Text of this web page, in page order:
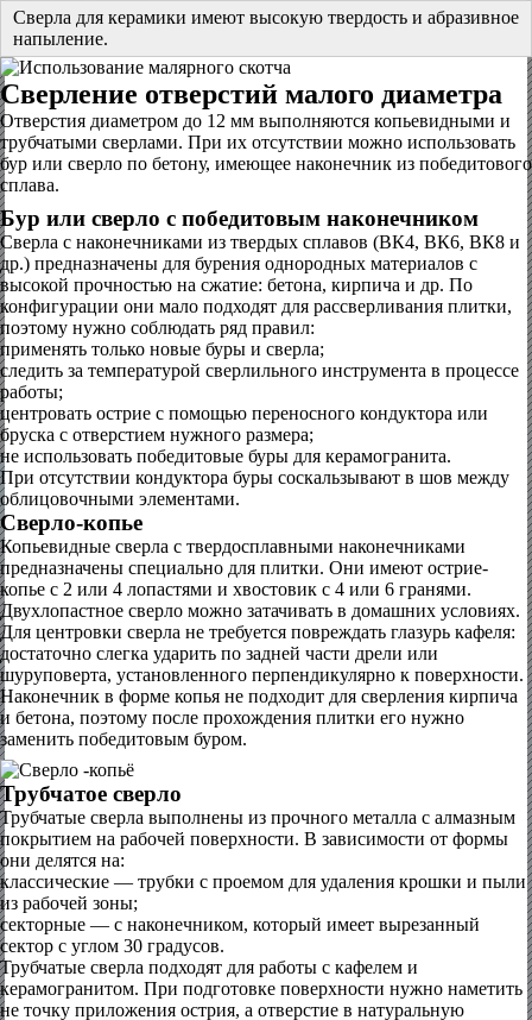
Сверла для керамики имеют высокую твердость и абразивное
напыление.
Сверление отверстий малого диаметра
Отверстия диаметром до 12 мм выполняются копьевидными и
трубчатыми сверлами. При их отсутствии можно использовать
бур или сверло по бетону, имеющее наконечник из победитового
сплава.
Бур или сверло с победитовым наконечником
Сверла с наконечниками из твердых сплавов (ВК4, ВК6, ВК8 и
др.) предназначены для бурения однородных материалов с
высокой прочностью на сжатие: бетона, кирпича и др. По
конфигурации они мало подходят для рассверливания плитки,
поэтому нужно соблюдать ряд правил:
применять только новые буры и сверла;
следить за температурой сверлильного инструмента в процессе
работы;
центровать острие с помощью переносного кондуктора или
бруска с отверстием нужного размера;
не использовать победитовые буры для керамогранита.
При отсутствии кондуктора буры соскальзывают в шов между
облицовочными элементами.
Сверло-копье
Копьевидные сверла с твердосплавными наконечниками
предназначены специально для плитки. Они имеют острие-
копье с 2 или 4 лопастями и хвостовик с 4 или 6 гранями.
Двухлопастное сверло можно затачивать в домашних условиях.
Для центровки сверла не требуется повреждать глазурь кафеля:
достаточно слегка ударить по задней части дрели или
шуруповерта, установленного перпендикулярно к поверхности.
Наконечник в форме копья не подходит для сверления кирпича
и бетона, поэтому после прохождения плитки его нужно
заменить победитовым буром.
Трубчатое сверло
Трубчатые сверла выполнены из прочного металла с алмазным
покрытием на рабочей поверхности. В зависимости от формы
они делятся на:
классические — трубки с проемом для удаления крошки и пыли
из рабочей зоны;
секторные — с наконечником, который имеет вырезанный
сектор с углом 30 градусов.
Трубчатые сверла подходят для работы с кафелем и
керамогранитом. При подготовке поверхности нужно наметить
не точку приложения острия, а отверстие в натуральную